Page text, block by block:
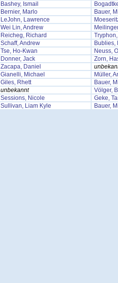
Bashey, Ismail
Bernier, Marlo
Bauer,
LeJohn, Lawrence
Wei Lin, Andrew
Reicheg, Richard
Schaff, Andrew
Bublies,
Tse, Ho-Kwan
Neuss,
Donner, Jack
Zorn,
Zacapa, Daniel
Gianelli, Michael
Müller,
Giles, Rhett
Bauer,
unbekannt
Völger,
Sessions, Nicole
Geke,
Sullivan, Liam Kyle Bauer,